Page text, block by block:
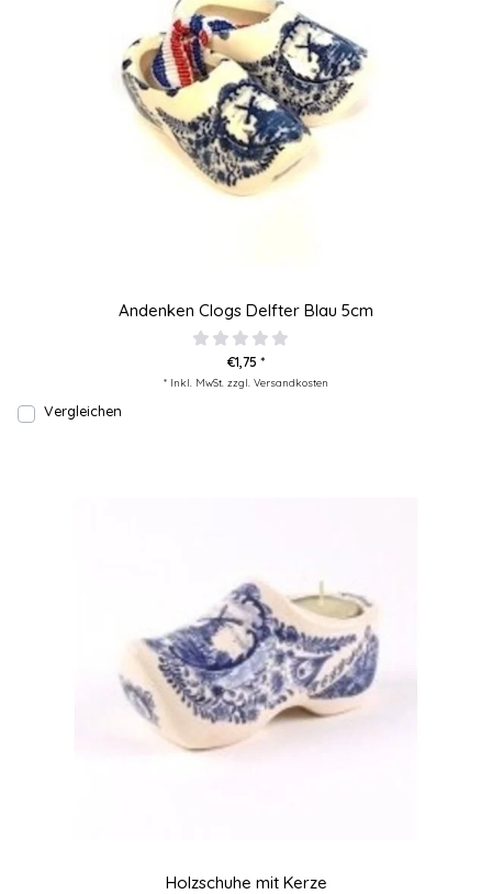
Andenken Clogs Delfter Blau 5cm
€1,75 *
* Inkl. MwSt. zzgl. Versandkosten
Vergleichen
Holzschuhe mit Kerze